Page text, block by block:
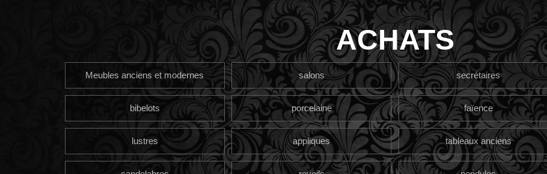
ACHATS
Meubles anciens et modernes salons secrétaires
bibelots porcelaine faïence
lustres appliques tableaux anciens